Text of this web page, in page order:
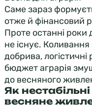
Саме зараз
отже й фінансовий
Проте останні роки
не існує. Коливання
добрива,
бюджет аграрія
до весняного
Як
весняне